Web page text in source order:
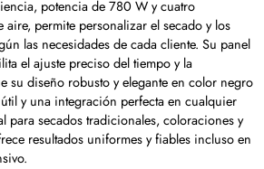
potencia de 780 W y cuatro
aire, permite personalizar el secado y los
las necesidades de cada cliente. Su panel
el ajuste preciso del tiempo y la
su diseño robusto y elegante en color negro
y una integración perfecta en cualquier
para secados tradicionales, coloraciones y
resultados uniformes y fiables incluso en